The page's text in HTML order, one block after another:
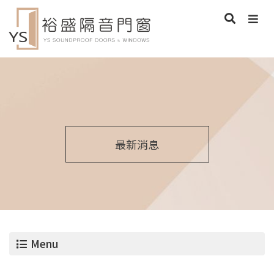
最新消息
Menu